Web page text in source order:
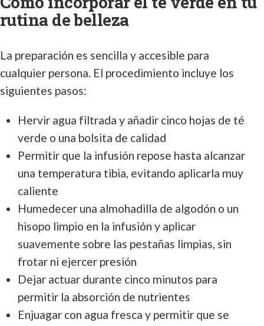
rutina de belleza
La preparación es sencilla y accesible para
cualquier persona. El procedimiento incluye los
siguientes pasos:
Hervir agua filtrada y añadir cinco hojas de té
verde o una bolsita de calidad
Permitir que la infusión repose hasta alcanzar
una temperatura tibia, evitando aplicarla muy
caliente
Humedecer una almohadilla de algodón o un
hisopo limpio en la infusión y aplicar
suavemente sobre las pestañas limpias, sin
frotar ni ejercer presión
Dejar actuar durante cinco minutos para
permitir la absorción de nutrientes
Enjuagar con agua fresca y permitir que se